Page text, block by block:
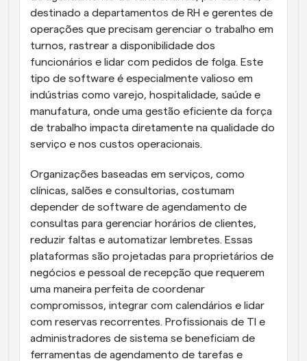
destinado a departamentos de RH e gerentes de
operações que precisam gerenciar o trabalho em
turnos, rastrear a disponibilidade dos
funcionários e lidar com pedidos de folga. Este
tipo de software é especialmente valioso em
indústrias como varejo, hospitalidade, saúde e
manufatura, onde uma gestão eficiente da força
de trabalho impacta diretamente na qualidade do
serviço e nos custos operacionais.
Organizações baseadas em serviços, como
clínicas, salões e consultorias, costumam
depender de software de agendamento de
consultas para gerenciar horários de clientes,
reduzir faltas e automatizar lembretes. Essas
plataformas são projetadas para proprietários de
negócios e pessoal de recepção que requerem
uma maneira perfeita de coordenar
compromissos, integrar com calendários e lidar
com reservas recorrentes. Profissionais de TI e
administradores de sistema se beneficiam de
ferramentas de agendamento de tarefas e